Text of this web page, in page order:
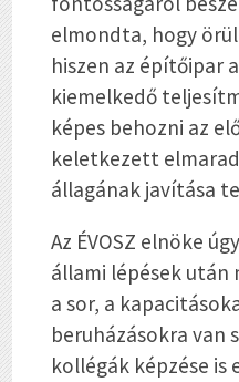
elmondta, hogy
hiszen az építőipar
kiemelkedő
képes behozni az
keletkezett
állagának javítása
Az ÉVOSZ elnöke
állami lépések után
a sor, a
beruházásokra van
kollégák képzése